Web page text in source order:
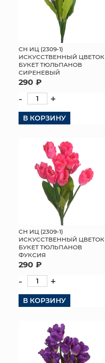
СН ИЦ (2309-1)
ИСКУССТВЕННЫЙ ЦВЕТОК
БУКЕТ ТЮЛЬПАНОВ
СИРЕНЕВЫЙ
290 ₽
- +
В КОРЗИНУ
СН ИЦ (2309-1)
ИСКУССТВЕННЫЙ ЦВЕТОК
БУКЕТ ТЮЛЬПАНОВ
ФУКСИЯ
290 ₽
- +
В КОРЗИНУ